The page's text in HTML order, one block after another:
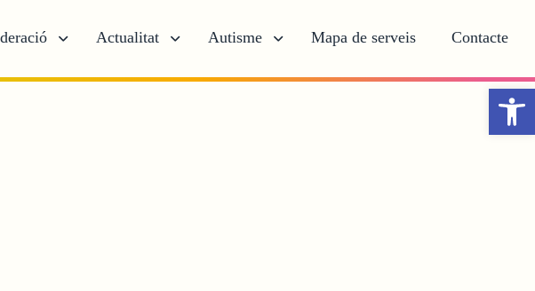
Actualitat Autisme Mapa de serveis Contacte